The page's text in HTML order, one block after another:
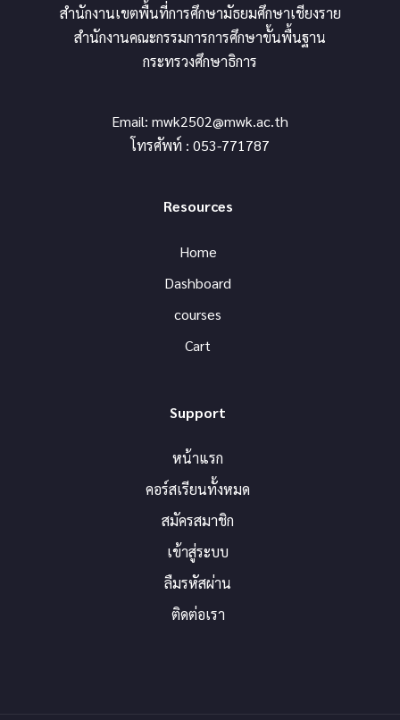
สำนักงานเขตพื้นที่การศึกษามัธยมศึกษาเชียงราย
สำนักงานคณะกรรมการการศึกษาขั้นพื้นฐาน
กระทรวงศึกษาธิการ
Email: mwk2502@mwk.ac.th
โทรศัพท์ : 053-771787
Resources
Home
Dashboard
courses
Cart
Support
หน้าแรก
คอร์สเรียนทั้งหมด
สมัครสมาชิก
เข้าสู่ระบบ
ลืมรหัสผ่าน
ติดต่อเรา